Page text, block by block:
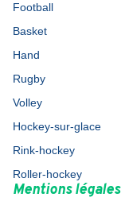
Football
Basket
Hand
Rugby
Volley
Hockey-sur-glace
Rink-hockey
Roller-hockey
Mentions légales